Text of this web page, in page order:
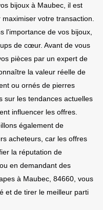
bijoux à Maubec, il est
votre transaction.
l'importance de vos bijoux,
de cœur. Avant de vous
pièces par un expert de
la valeur réelle de
ou ornés de pierres
sur les tendances actuelles
influencer les offres.
également de
acheteurs, car les offres
la réputation de
en demandant des
à Maubec, 84660, vous
et de tirer le meilleur parti